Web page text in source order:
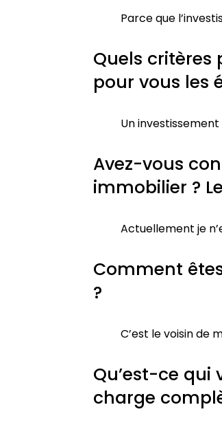
Parce que
Quels critères
pour vous les
Un
Avez-vous
immobilier ?
Actuellement je
Comment
?
C’est le voisin de
Qu’est-ce
charge